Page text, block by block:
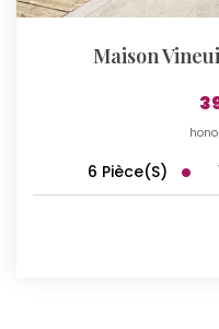
Maison
6 Pièce(s)